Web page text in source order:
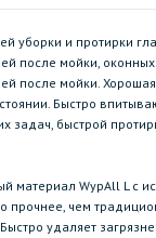
уборки и протирки
после мойки,
после мойки.
Быстро
задач, быстрой
материал WypAll L с
прочнее, чем
удаляет